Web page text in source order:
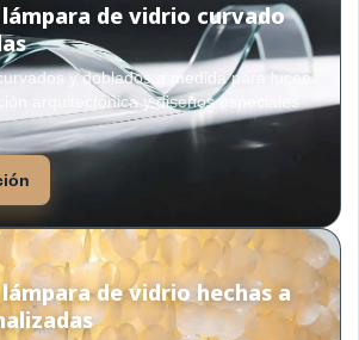
de vidrio curvado
y doblados a medida para luces
arquitectónica y diseños especiales
de vidrio hechas a